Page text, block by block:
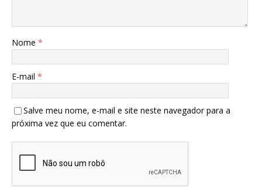
Nome *
E-mail *
Salve meu nome, e-mail e site neste navegador para a
próxima vez que eu comentar.